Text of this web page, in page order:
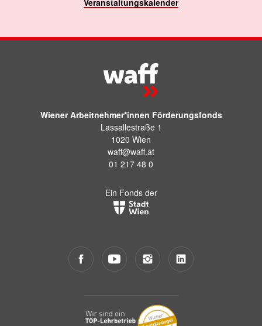
Wiener Arbeitnehmer*innen Förderungsfonds
Lassallestraße 1
1020 Wien
waff@waff.at
01 217 48 0
Ein Fonds der